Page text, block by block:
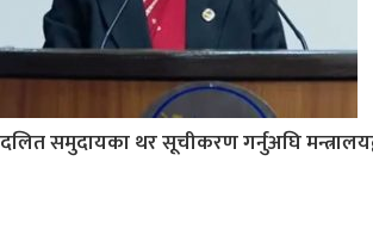
दलित समुदायका थर सूचीकरण गर्नुअघि